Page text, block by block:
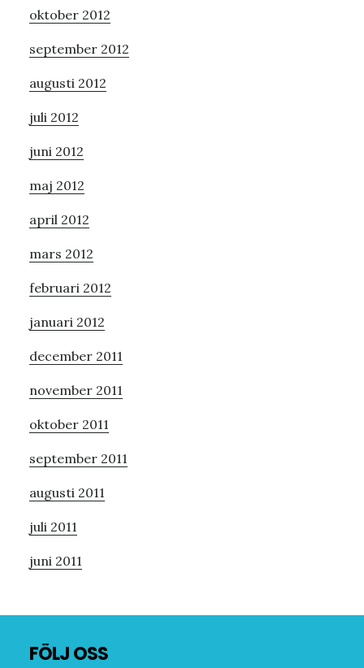
oktober 2012
september 2012
augusti 2012
juli 2012
juni 2012
maj 2012
april 2012
mars 2012
februari 2012
januari 2012
december 2011
november 2011
oktober 2011
september 2011
augusti 2011
juli 2011
juni 2011
FÖLJ OSS